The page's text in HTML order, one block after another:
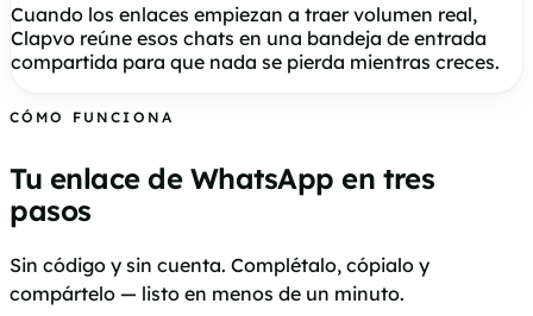
Cuando los enlaces empiezan a traer volumen real,
Clapvo reúne esos chats en una bandeja de entrada
compartida para que nada se pierda mientras creces.
CÓMO FUNCIONA
Tu enlace de WhatsApp en tres
pasos
Sin código y sin cuenta. Complétalo, cópialo y
compártelo — listo en menos de un minuto.